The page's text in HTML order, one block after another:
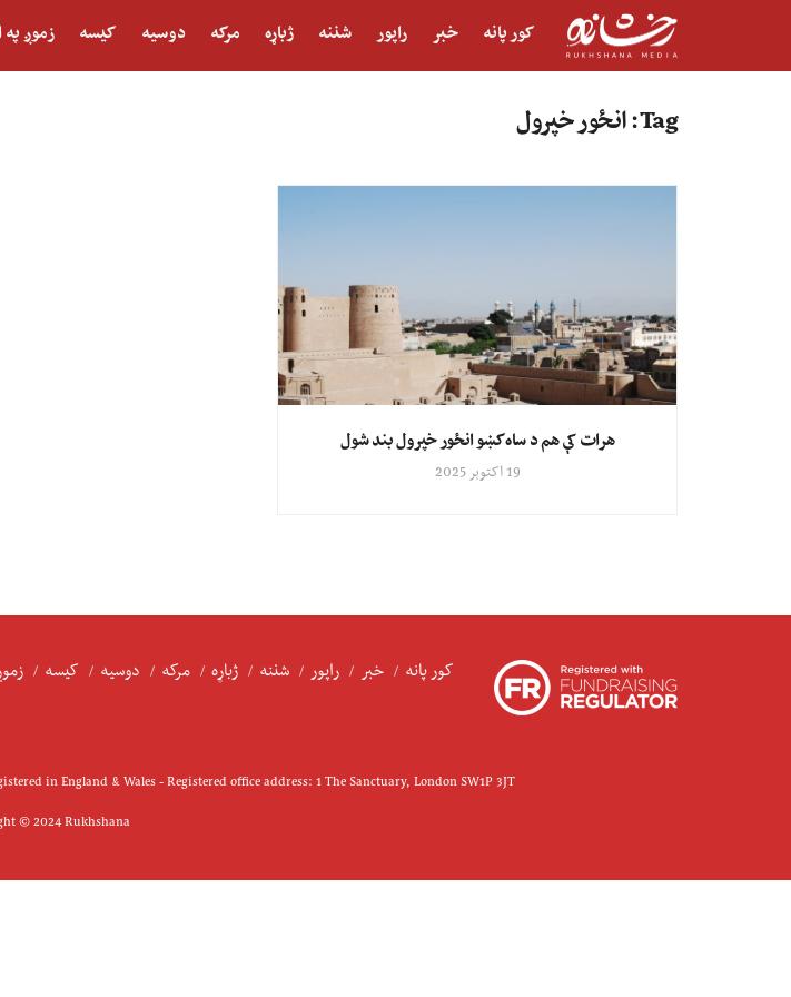
کور پانه خبر راپور شننه ژباړه مرکه دوسیه کیسه زموږ په
Tag: انځور خپرول
هرات کې هم د ساه کښو انځور خپرول بند شول
19 اکتوبر 2025
کور پانه خبر راپور شننه ژباړه مرکه دوسیه کیسه
in England & Wales - Registered office address: 1 The Sanctuary, London SW1P 3JT
© 2024 Rukhshana